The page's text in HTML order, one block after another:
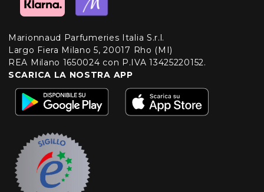
Marionnaud Parfumeries Italia S.r.l.
Largo Fiera Milano 5, 20017 Rho (MI)
REA Milano 1650024 con P.IVA 13425220152.
SCARICA LA NOSTRA APP